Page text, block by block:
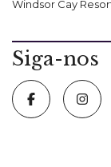
Windsor Cay
Siga-nos